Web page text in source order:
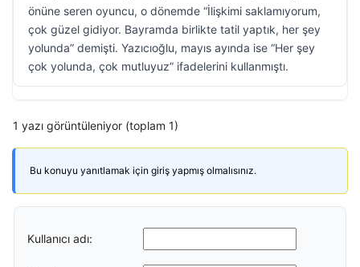
önüne seren oyuncu, o dönemde “İlişkimi saklamıyorum,
çok güzel gidiyor. Bayramda birlikte tatil yaptık, her şey
yolunda” demişti. Yazıcıoğlu, mayıs ayında ise “Her şey
çok yolunda, çok mutluyuz” ifadelerini kullanmıştı.
1 yazı görüntüleniyor (toplam 1)
Bu konuyu yanıtlamak için giriş yapmış olmalısınız.
Kullanıcı adı: